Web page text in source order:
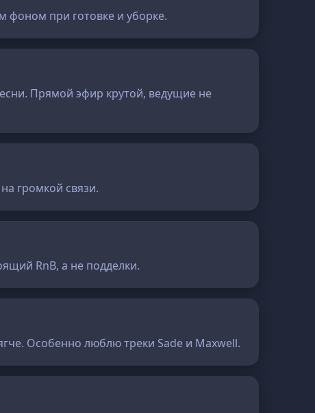
фоном при готовке и уборке.
Прямой эфир крутой, ведущие не
громкой связи.
RnB, а не подделки.
Особенно люблю треки Sade и Maxwell.